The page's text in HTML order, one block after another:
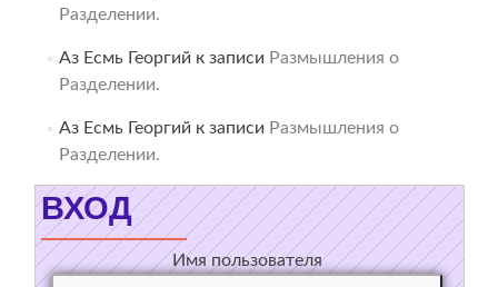
Разделении.
Аз Есмь Георгий к записи Размышления о
Разделении.
Аз Есмь Георгий к записи Размышления о
Разделении.
ВХОД
Имя пользователя